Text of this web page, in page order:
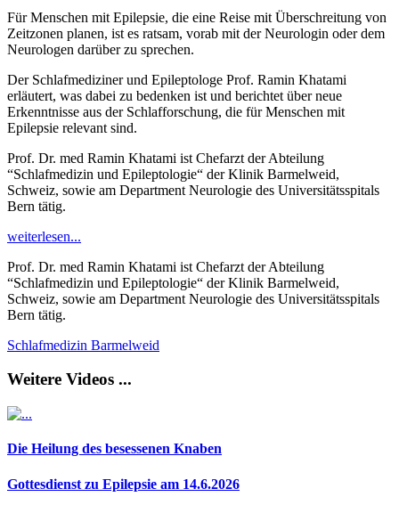
Für Menschen mit Epilepsie, die eine Reise mit Überschreitung von
Zeitzonen planen, ist es ratsam, vorab mit der Neurologin oder dem
Neurologen darüber zu sprechen.
Der Schlafmediziner und Epileptologe Prof. Ramin Khatami
erläutert, was dabei zu bedenken ist und berichtet über neue
Erkenntnisse aus der Schlafforschung, die für Menschen mit
Epilepsie relevant sind.
Prof. Dr. med Ramin Khatami ist Chefarzt der Abteilung
“Schlafmedizin und Epileptologie“ der Klinik Barmelweid,
Schweiz, sowie am Department Neurologie des Universitätsspitals
Bern tätig.
weiterlesen...
Prof. Dr. med Ramin Khatami ist Chefarzt der Abteilung
“Schlafmedizin und Epileptologie“ der Klinik Barmelweid,
Schweiz, sowie am Department Neurologie des Universitätsspitals
Bern tätig.
Schlafmedizin Barmelweid
Weitere Videos ...
Die Heilung des besessenen Knaben
Gottesdienst zu Epilepsie am 14.6.2026